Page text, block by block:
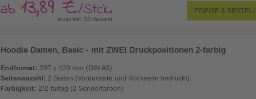
ab 13,89 €/Stck.
brutto inkl. DE-Versand
PREISE &
Hoodie Damen, Basic - mit ZWEI Druckpositionen 2-farbig
Endformat: 297 x 420 mm (DIN A3)
Seitenanzahl: 2 Seiten (Vorderseite und Rückseite bedruckt)
Farbigkeit: 2/2-farbig (2 Sonderfarben)